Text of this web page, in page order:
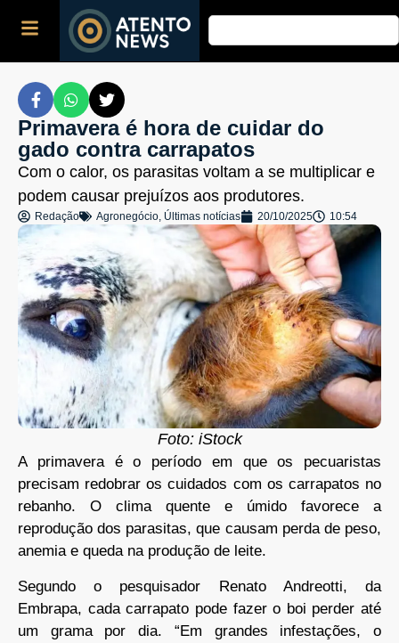
Primavera é hora de cuidar do
gado contra carrapatos
Com o calor, os parasitas voltam a se multiplicar e
podem causar prejuízos aos produtores.
Redação Agronegócio, Últimas notícias 20/10/2025 10:54
Foto: iStock
A primavera é o período em que os pecuaristas
precisam redobrar os cuidados com os carrapatos no
rebanho. O clima quente e úmido favorece a
reprodução dos parasitas, que causam perda de peso,
anemia e queda na produção de leite.
Segundo o pesquisador Renato Andreotti, da
Embrapa, cada carrapato pode fazer o boi perder até
um grama por dia. “Em grandes infestações, o